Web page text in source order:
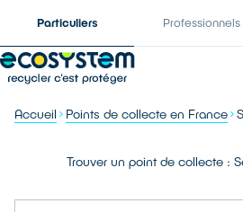
Particuliers Professionnels
Accueil Points de collecte en France
Trouver un point de collecte :